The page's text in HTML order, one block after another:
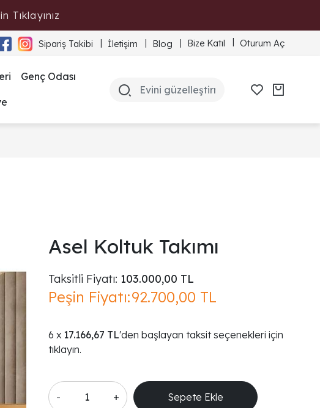
Sipariş Takibi İletişim Blog Bize Katıl Oturum Aç
Genç Odası
Asel Koltuk Takımı
Taksitli Fiyatı: 103.000,00 TL
Peşin Fiyatı:92.700,00 TL
17.166,67 TL'den başlayan taksit seçenekleri için
tıklayın.
- +